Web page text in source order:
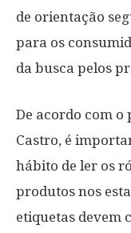
de orientação
para os
da busca pelos
De acordo com o
Castro, é
hábito de ler os
produtos nos
etiquetas devem